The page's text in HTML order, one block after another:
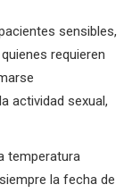
sensibles,
requieren
actividad sexual,
temperatura
la fecha de